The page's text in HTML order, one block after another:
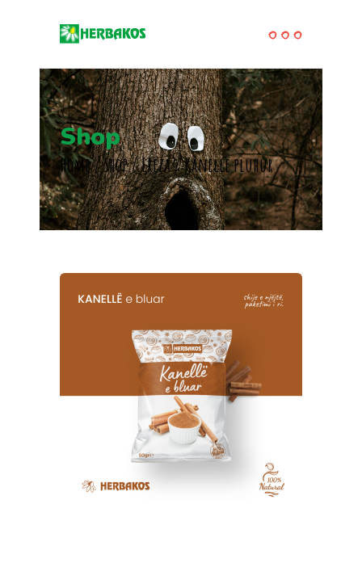
Shop
Home/Shop/Erëza/Kanellë pluhur